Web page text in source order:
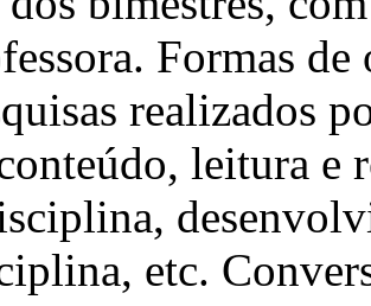
Formas
realizados
leitura e
etc.